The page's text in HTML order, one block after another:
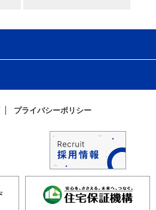
プライバシーポリシー